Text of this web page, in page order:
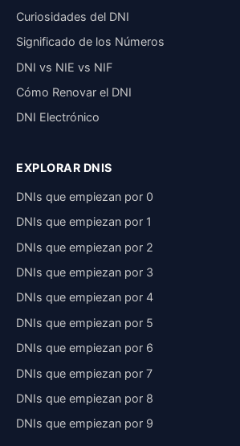
Curiosidades del DNI
Significado de los Números
DNI vs NIE vs NIF
Cómo Renovar el DNI
DNI Electrónico
EXPLORAR DNIS
DNIs que empiezan por 0
DNIs que empiezan por 1
DNIs que empiezan por 2
DNIs que empiezan por 3
DNIs que empiezan por 4
DNIs que empiezan por 5
DNIs que empiezan por 6
DNIs que empiezan por 7
DNIs que empiezan por 8
DNIs que empiezan por 9